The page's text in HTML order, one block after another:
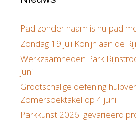
Pad zonder naam is nu pad
Zondag 19 juli Konijn aan de
Werkzaamheden Park
juni
Grootschalige oefening
Zomerspektakel op 4 juni
Parkkunst 2026: gevarieerd